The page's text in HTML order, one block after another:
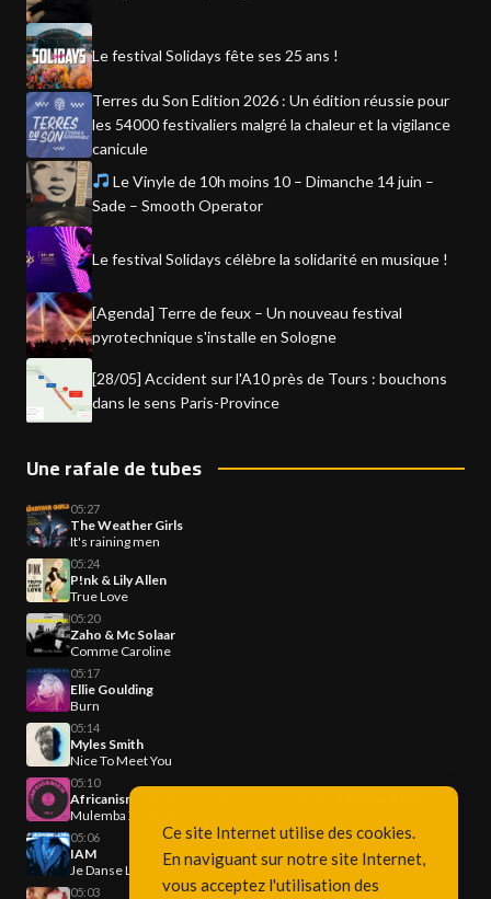
Le festival Solidays fête ses 25 ans !
Terres du Son Edition 2026 : Un édition réussie pour
les 54000 festivaliers malgré la chaleur et la vigilance
canicule
Le Vinyle de 10h moins 10 – Dimanche 14 juin –
Sade – Smooth Operator
Le festival Solidays célèbre la solidarité en musique !
[Agenda] Terre de feux – Un nouveau festival
pyrotechnique s'installe en Sologne
[28/05] Accident sur l'A10 près de Tours : bouchons
dans le sens Paris-Province
Une rafale de tubes
05:27
The Weather Girls
It's raining men
05:24
P!nk & Lily Allen
True Love
05:20
Zaho & Mc Solaar
Comme Caroline
05:17
Ellie Goulding
Burn
05:14
Myles Smith
Nice To Meet You
05:10
Africanism & Bob Sinclar & Jesus Fernandez & Bonga & Lura
Mulemba Xangola
05:06
IAM
Je Danse Le Mia
05:03
Ce site Internet utilise des cookies.
En naviguant sur notre site Internet,
vous acceptez l'utilisation des